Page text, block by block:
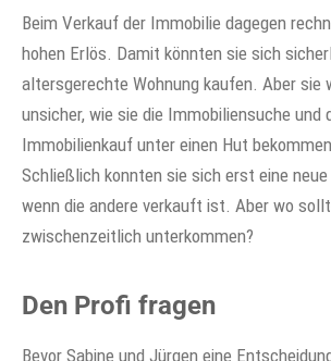
Beim Verkauf der Immobilie dagegen
hohen Erlös. Damit könnten sie sich
altersgerechte Wohnung kaufen. Aber sie
unsicher, wie sie die Immobiliensuche und
Immobilienkauf unter einen Hut
Schließlich konnten sie sich erst eine
wenn die andere verkauft ist. Aber wo
zwischenzeitlich unterkommen?
Den Profi fragen
Bevor Sabine und Jürgen eine